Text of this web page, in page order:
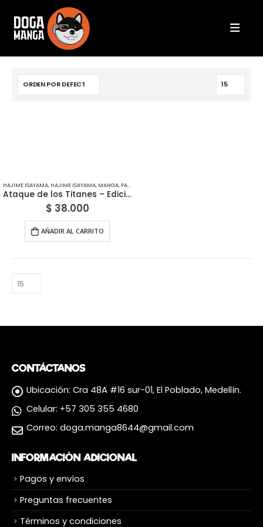
HAJIME ISAYAMA, HAJIME ISAYAMA, MANGA, PANINI
Ataque de los Titanes – Edición Panini México
$ 38.000
AÑADIR AL CARRITO
CONTÁCTANOS
Ubicación: Cra 48A #16 sur-01, El Poblado, Medellín.
Celular: +57 305 355 4680
Correo: doga.manga8644@gmail.com
INFORMACIÓN ADICIONAL
Pagos y envíos
Preguntas frecuentes
Términos y condiciones